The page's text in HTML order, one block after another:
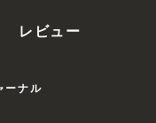
レビュー
ーナル